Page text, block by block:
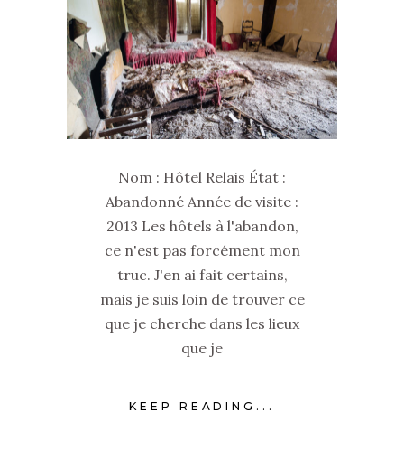
Nom : Hôtel Relais État :
Abandonné Année de visite :
2013 Les hôtels à l'abandon,
ce n'est pas forcément mon
truc. J'en ai fait certains,
mais je suis loin de trouver ce
que je cherche dans les lieux
que je
KEEP READING...